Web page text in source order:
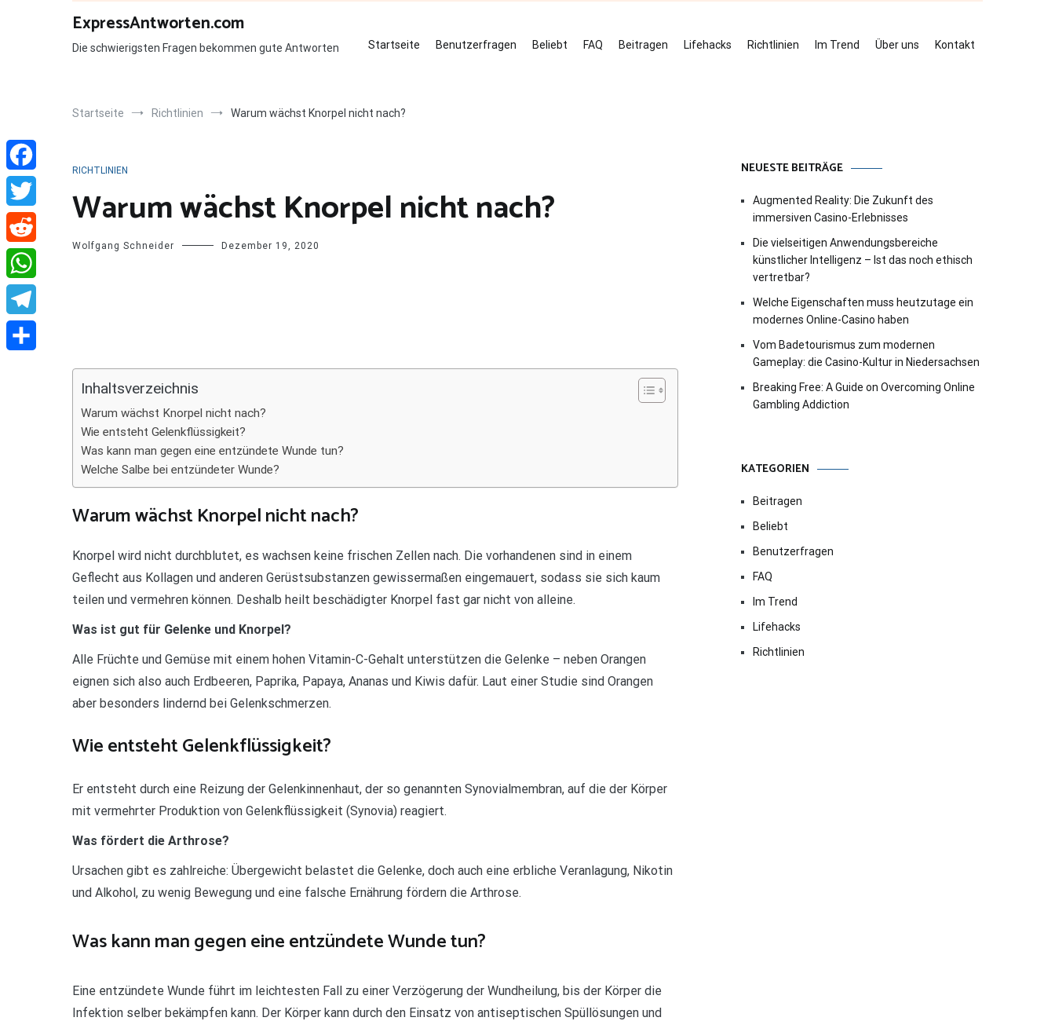
ExpressAntworten.com
Die schwierigsten Fragen bekommen gute Antworten Startseite Benutzerfragen Beliebt FAQ Beitragen Lifehacks Richtlinien Im Trend Über uns Kontakt
Startseite Richtlinien Warum wächst Knorpel nicht nach?
RICHTLINIEN
Warum wächst Knorpel nicht nach?
Wolfgang Schneider Dezember 19, 2020
Inhaltsverzeichnis
Warum wächst Knorpel nicht nach?
Wie entsteht Gelenkflüssigkeit?
Was kann man gegen eine entzündete Wunde tun?
Welche Salbe bei entzündeter Wunde?
Warum wächst Knorpel nicht nach?
Knorpel wird nicht durchblutet, es wachsen keine frischen Zellen nach. Die vorhandenen sind in einem
Geflecht aus Kollagen und anderen Gerüstsubstanzen gewissermaßen eingemauert, sodass sie sich kaum
teilen und vermehren können. Deshalb heilt beschädigter Knorpel fast gar nicht von alleine.
Was ist gut für Gelenke und Knorpel?
Alle Früchte und Gemüse mit einem hohen Vitamin-C-Gehalt unterstützen die Gelenke – neben Orangen
eignen sich also auch Erdbeeren, Paprika, Papaya, Ananas und Kiwis dafür. Laut einer Studie sind Orangen
aber besonders lindernd bei Gelenkschmerzen.
Wie entsteht Gelenkflüssigkeit?
Er entsteht durch eine Reizung der Gelenkinnenhaut, der so genannten Synovialmembran, auf die der Körper
mit vermehrter Produktion von Gelenkflüssigkeit (Synovia) reagiert.
Was fördert die Arthrose?
Ursachen gibt es zahlreiche: Übergewicht belastet die Gelenke, doch auch eine erbliche Veranlagung, Nikotin
und Alkohol, zu wenig Bewegung und eine falsche Ernährung fördern die Arthrose.
Was kann man gegen eine entzündete Wunde tun?
Eine entzündete Wunde führt im leichtesten Fall zu einer Verzögerung der Wundheilung, bis der Körper die
Infektion selber bekämpfen kann. Der Körper kann durch den Einsatz von antiseptischen Spüllösungen und
NEUESTE BEITRÄGE
Augmented Reality: Die Zukunft des
immersiven Casino-Erlebnisses
Die vielseitigen Anwendungsbereiche
künstlicher Intelligenz – Ist das noch ethisch
vertretbar?
Welche Eigenschaften muss heutzutage ein
modernes Online-Casino haben
Vom Badetourismus zum modernen
Gameplay: die Casino-Kultur in Niedersachsen
Breaking Free: A Guide on Overcoming Online
Gambling Addiction
KATEGORIEN
Beitragen
Beliebt
Benutzerfragen
FAQ
Im Trend
Lifehacks
Richtlinien
Facebook
Twitter
Reddit
WhatsApp
Telegram